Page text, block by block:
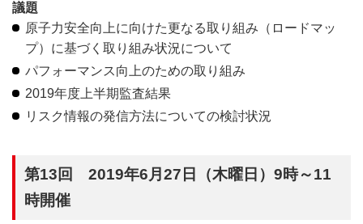
議題
原子力安全向上に向けた更なる取り組み（ロードマッ
プ）に基づく取り組み状況について
パフォーマンス向上のための取り組み
2019年度上半期監査結果
リスク情報の発信方法についての検討状況
第13回 2019年6月27日（木曜日）9時～11
時開催